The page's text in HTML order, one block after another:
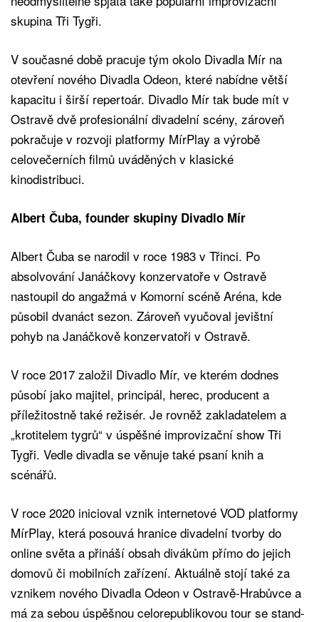
skupina Tři Tygři.
V současné době pracuje tým okolo Divadla Mír na
otevření nového Divadla Odeon, které nabídne větší
kapacitu i širší repertoár. Divadlo Mír tak bude mít v
Ostravě dvě profesionální divadelní scény, zároveň
pokračuje v rozvoji platformy MírPlay a výrobě
celovečerních filmů uváděných v klasické
kinodistribuci.
Albert Čuba, founder skupiny Divadlo Mír
Albert Čuba se narodil v roce 1983 v Třinci. Po
absolvování Janáčkovy konzervatoře v Ostravě
nastoupil do angažmá v Komorní scéně Aréna, kde
působil dvanáct sezon. Zároveň vyučoval jevištní
pohyb na Janáčkově konzervatoři v Ostravě.
V roce 2017 založil Divadlo Mír, ve kterém dodnes
působí jako majitel, principál, herec, producent a
příležitostně také režisér. Je rovněž zakladatelem a
„krotitelem tygrů“ v úspěšné improvizační show Tři
Tygři. Vedle divadla se věnuje také psaní knih a
scénářů.
V roce 2020 inicioval vznik internetové VOD platformy
MírPlay, která posouvá hranice divadelní tvorby do
online světa a přináší obsah divákům přímo do jejich
domovů či mobilních zařízení. Aktuálně stojí také za
vznikem nového Divadla Odeon v Ostravě-Hrabůvce a
má za sebou úspěšnou celorepublikovou tour se stand-